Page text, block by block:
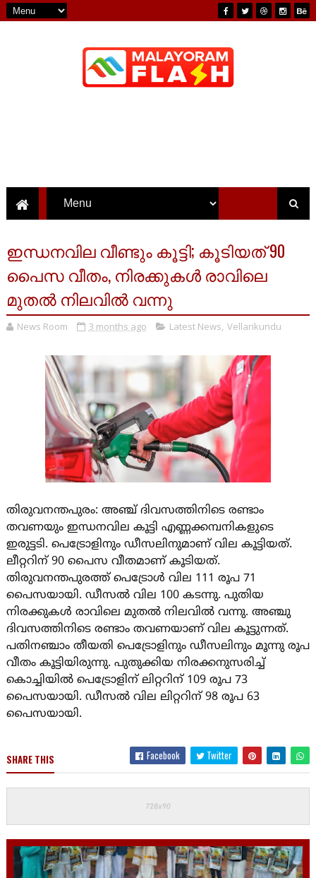
ഇന്ധനവില വീണ്ടും കൂട്ടി; കൂടിയത് 90
പൈസ വീതം, നിരക്കുകൾ രാവിലെ
മുതൽ നിലവിൽ വന്നു
News Room 3 months ago Latest News, Vellarikundu
തിരുവനന്തപുരം: അഞ്ച് ദിവസത്തിനിടെ രണ്ടാം
തവണയും ഇന്ധനവില കൂട്ടി എണ്ണക്കമ്പനികളുടെ
ഇരുട്ടടി. പെട്രോളിനും ഡീസലിനുമാണ് വില കൂട്ടിയത്.
ലീറ്ററിന് 90 പൈസ വീതമാണ് കൂടിയത്.
തിരുവനന്തപുരത്ത് പെട്രോൾ വില 111 രൂപ 71
പൈസയായി. ഡീസൽ വില 100 കടന്നു. പുതിയ
നിരക്കുകൾ രാവിലെ മുതൽ നിലവിൽ വന്നു. അഞ്ചു
ദിവസത്തിനിടെ രണ്ടാം തവണയാണ് വില കൂട്ടുന്നത്.
പതിനഞ്ചാം തീയതി പെട്രോളിനും ഡീസലിനും മൂന്നു രൂപ
വീതം കൂട്ടിയിരുന്നു. പുതുക്കിയ നിരക്കനുസരിച്ച്
കൊച്ചിയിൽ പെട്രോളിന് ലിറ്ററിന് 109 രൂപ 73
പൈസയായി. ഡീസൽ വില ലിറ്ററിന് 98 രൂപ 63
പൈസയായി.
SHARE THIS Facebook Twitter